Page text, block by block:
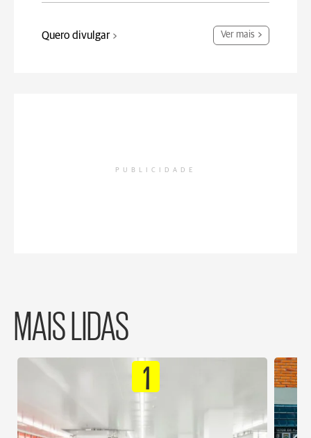
Quero divulgar Ver mais
PUBLICIDADE
MAIS LIDAS
1